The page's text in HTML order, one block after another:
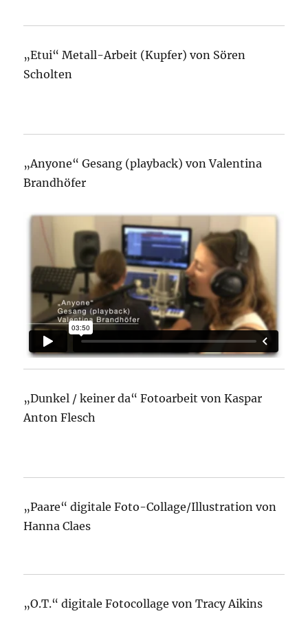
„Etui“ Metall-Arbeit (Kupfer) von Sören
Scholten
„Anyone“ Gesang (playback) von Valentina
Brandhöfer
„Dunkel / keiner da“ Fotoarbeit von Kaspar
Anton Flesch
„Paare“ digitale Foto-Collage/Illustration von
Hanna Claes
„O.T.“ digitale Fotocollage von Tracy Aikins